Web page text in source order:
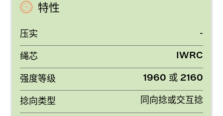
特性
压实 -
绳芯 IWRC
强度等级 1960 或 2160
捻向类型 同向捻或交互捻